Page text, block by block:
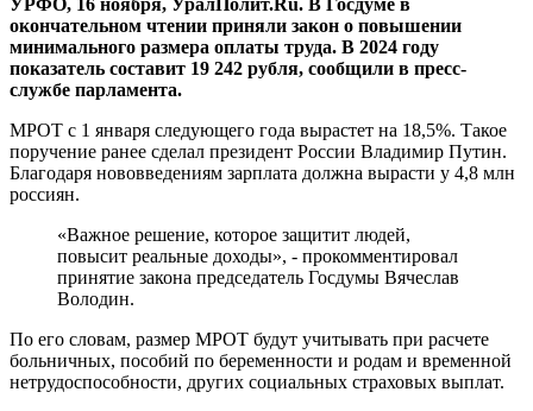
УРФО, 16 ноября, УралПолит.Ru. В Госдуме в
окончательном чтении приняли закон о повышении
минимального размера оплаты труда. В 2024 году
показатель составит 19 242 рубля, сообщили в пресс-
службе парламента.
МРОТ с 1 января следующего года вырастет на 18,5%. Такое
поручение ранее сделал президент России Владимир Путин.
Благодаря нововведениям зарплата должна вырасти у 4,8 млн
россиян.
«Важное решение, которое защитит людей,
повысит реальные доходы», - прокомментировал
принятие закона председатель Госдумы Вячеслав
Володин.
По его словам, размер МРОТ будут учитывать при расчете
больничных, пособий по беременности и родам и временной
нетрудоспособности, других социальных страховых выплат.